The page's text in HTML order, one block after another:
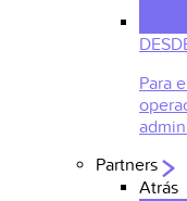
Para
Partners
Atrás